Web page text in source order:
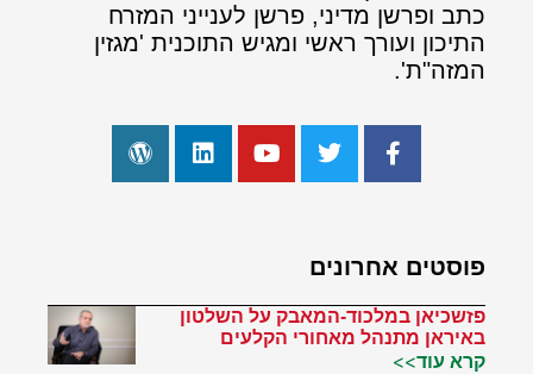
כתב ופרשן מדיני, פרשן לענייני המזרח
התיכון ועורך ראשי ומגיש התוכנית 'מגזין
המזה"ת'.
פוסטים אחרונים
פזשכיאן במלכוד-המאבק על השלטון
באיראן מתנהל מאחורי הקלעים
קרא עוד>>